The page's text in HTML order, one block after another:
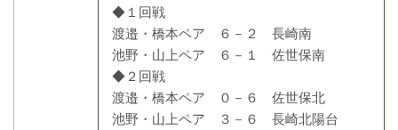
◆１回戦
渡邉・橋本ペア ６－２ 長崎南
池野・山上ペア ６－１ 佐世保南
◆２回戦
渡邉・橋本ペア ０－６ 佐世保北
池野・山上ペア ３－６ 長崎北陽台